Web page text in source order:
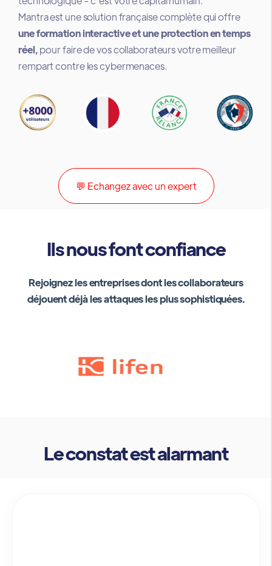
Mantra est une solution française complète qui offre
une formation interactive et une protection en temps
réel,pour faire de vos collaborateurs votre meilleur
rempart contre les cybermenaces.
💬 Echangez avec un expert
Ils nous font confiance
Rejoignez les entreprises dont les collaborateurs
déjouent déjà les attaques les plus sophistiquées.
Le constat est alarmant